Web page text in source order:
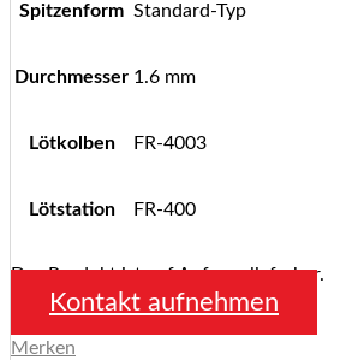
Spitzenform Standard-Typ
Durchmesser 1.6 mm
Lötkolben FR-4003
Lötstation FR-400
Das Produkt ist auf Anfrage lieferbar.
Kontakt aufnehmen
Merken